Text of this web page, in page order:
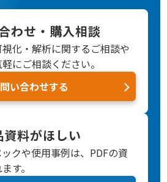
わせ・購入相談
化・解析に関するご相談や
にご相談ください。
い合わせする
資料がほしい
クや使用事例は、PDFの資
す。